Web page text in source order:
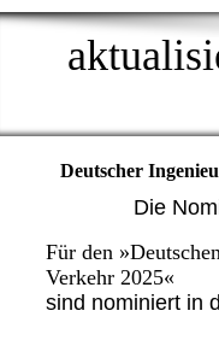
Deutscher
Die
Für den
Verkehr 2025«
sind nominiert in